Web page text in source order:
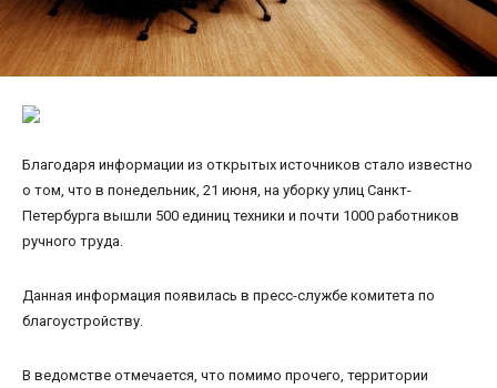
Благодаря информации из открытых источников стало известно
о том, что в понедельник, 21 июня, на уборку улиц Санкт-
Петербурга вышли 500 единиц техники и почти 1000 работников
ручного труда.
Данная информация появилась в пресс-службе комитета по
благоустройству.
В ведомстве отмечается, что помимо прочего, территории